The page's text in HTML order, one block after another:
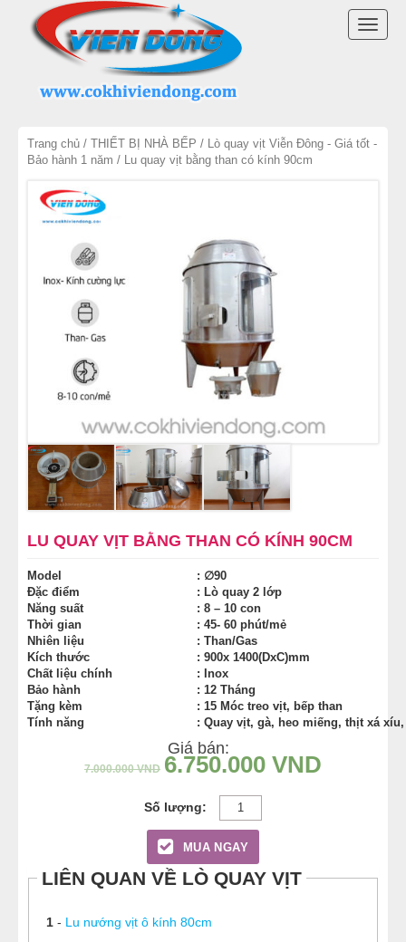
Trang chủ / THIẾT BỊ NHÀ BẾP / Lò quay vịt Viễn Đông - Giá tốt -
Bảo hành 1 năm / Lu quay vịt bằng than có kính 90cm
LU QUAY VỊT BẰNG THAN CÓ KÍNH 90CM
Model
: ∅90
Đặc điểm
: Lò quay 2 lớp
Năng suất
: 8 – 10 con
Thời gian
: 45- 60 phút/mẻ
Nhiên liệu
: Than/Gas
Kích thước
: 900x 1400(DxC)mm
Chất liệu chính
: Inox
Bảo hành
: 12 Tháng
Tặng kèm
: 15 Móc treo vịt, bếp than
Tính năng
: Quay vịt, gà, heo miếng, thịt xá
Giá bán:
7.000.000VND 6.750.000 VND
MUA NGAY
LIÊN QUAN VỀ LÒ QUAY VỊT
1- Lu nướng vịt ô kính 80cm
DANH MỤC SẢN PHẨM
NỒI NẤU PHỞ 2026
NỒI NẤU NƯỚC LÈO
NỒI NINH XƯƠNG NẤU PHỞ
BỘ NỒI NẤU PHỞ
MÁY MÓC QUÁN BÚN PHỞ
LINH KIỆN NỒI NẤU PHỞ
MÁY CHẾ BIẾN THỊT
NỒI NẤU PHỞ TRUNG QUỐC
NỒI NẤU CÔNG NGHIỆP
THIẾT BỊ KHÁC